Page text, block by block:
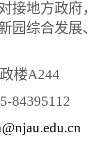
接地方政府，
园综合发展、
楼A244
84395112
@njau.edu.cn